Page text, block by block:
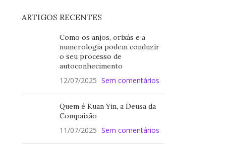
ARTIGOS RECENTES
Como os anjos, orixás e a
numerologia podem conduzir
o seu processo de
autoconhecimento
12/07/2025 Sem comentários
Quem é Kuan Yin, a Deusa da
Compaixão
11/07/2025 Sem comentários